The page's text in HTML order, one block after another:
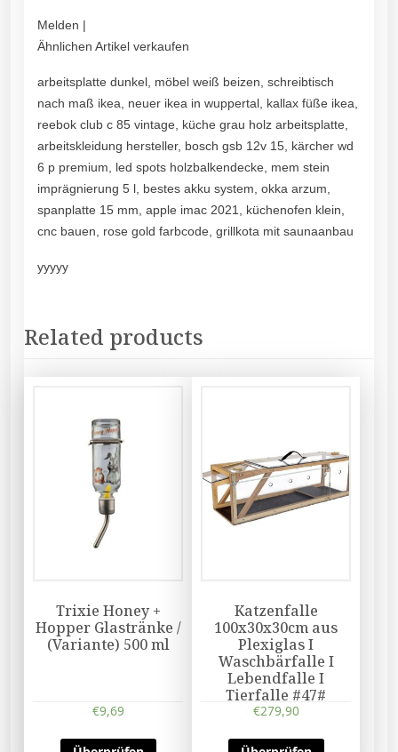
Melden |
Ähnlichen Artikel verkaufen
arbeitsplatte dunkel, möbel weiß beizen, schreibtisch
nach maß ikea, neuer ikea in wuppertal, kallax füße ikea,
reebok club c 85 vintage, küche grau holz arbeitsplatte,
arbeitskleidung hersteller, bosch gsb 12v 15, kärcher wd
6 p premium, led spots holzbalkendecke, mem stein
imprägnierung 5 l, bestes akku system, okka arzum,
spanplatte 15 mm, apple imac 2021, küchenofen klein,
cnc bauen, rose gold farbcode, grillkota mit saunaanbau
yyyyy
Related products
Trixie Honey +
Hopper Glastränke /
(Variante) 500 ml
€9,69
Katzenfalle
100x30x30cm aus
Plexiglas I
Waschbärfalle I
Lebendfalle I
Tierfalle #47#
€279,90